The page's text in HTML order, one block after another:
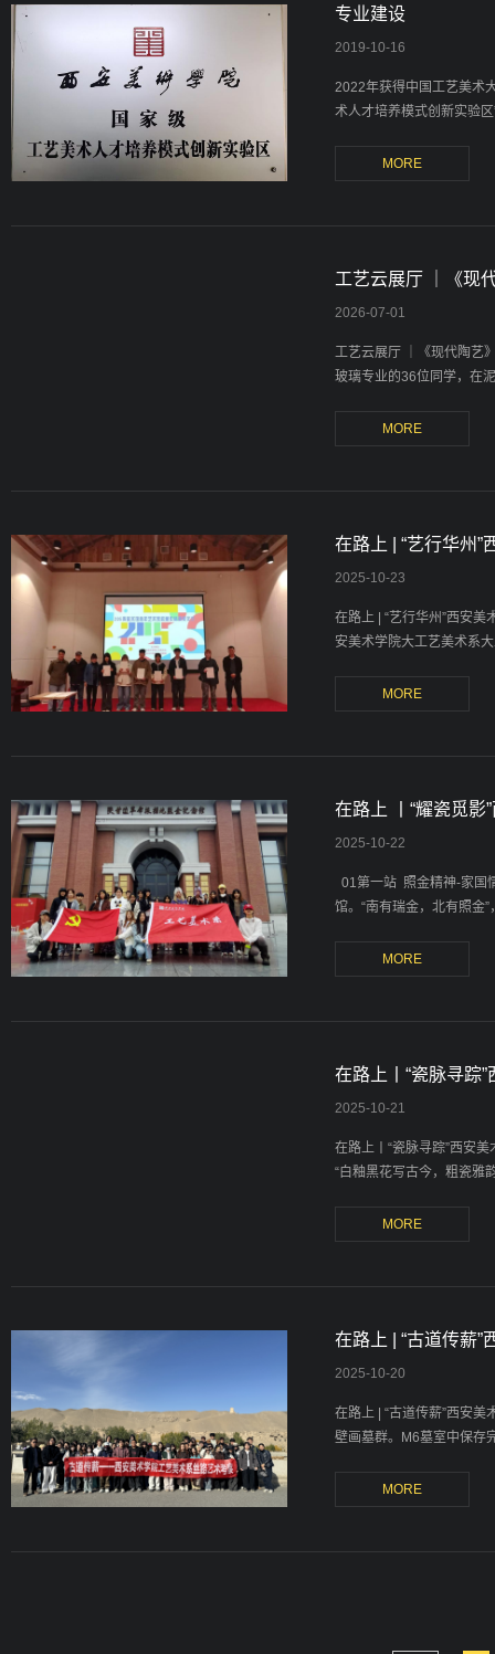
2019-10-16
专业建设
2022年获得中国工艺美术
术人才培养模式创新实验
2026-07-01
工艺云展厅 ｜《现
工艺云展厅 ｜《现代陶
玻璃专业的36位同学，在
2025-10-23
在路上 | “艺行华州
在路上 | “艺行华州”西安
安美术学院大工艺美术系
2025-10-22
在路上 丨“耀瓷觅影
01第一站 照金精神-家国
馆。“南有瑞金，北有照金
2025-10-21
在路上丨“瓷脉寻踪
在路上丨“瓷脉寻踪”西安
“白釉黑花写古今，粗瓷雅
2025-10-20
在路上 | “古道传薪
在路上 | “古道传薪”西安
壁画墓群。M6墓室中保存